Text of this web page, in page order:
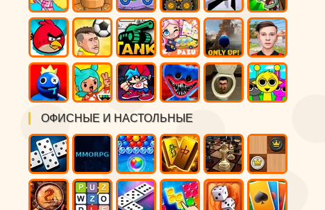
ОФИСНЫЕ И НАСТОЛЬНЫЕ